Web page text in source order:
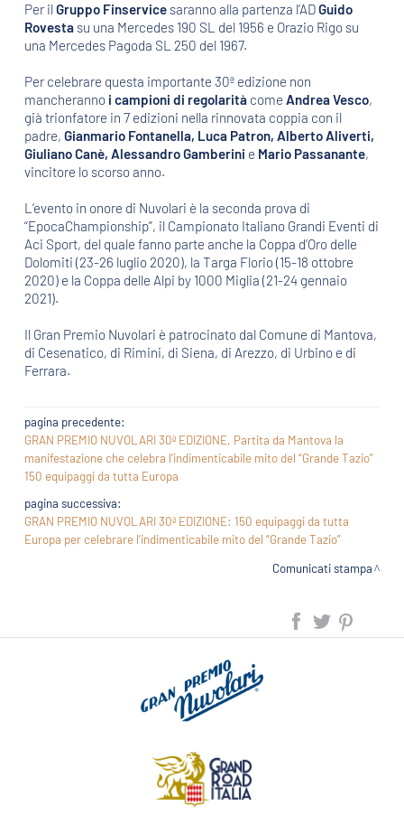
Per ilGruppo Finservicesaranno alla partenza l’ADGuido
Rovestasu una Mercedes 190 SL del 1956 e Orazio Rigo su
una Mercedes Pagoda SL 250 del 1967.
Per celebrare questa importante 30ª edizione non
mancheranno i campioni di regolaritàcome Andrea Vesco,
già trionfatore in 7 edizioni nella rinnovata coppia con il
padre, Gianmario Fontanella, Luca Patron, Alberto Aliverti,
Giuliano Canè, Alessandro Gamberini e Mario Passanante,
vincitore lo scorso anno.
L’evento in onore di Nuvolari è la seconda prova di
“EpocaChampionship”, il Campionato Italiano Grandi Eventi di
Aci Sport, del quale fanno parte anche la Coppa d’Oro delle
Dolomiti (23-26 luglio 2020), la Targa Florio (15-18 ottobre
2020) e la Coppa delle Alpi by 1000 Miglia (21-24 gennaio
2021).
Il Gran Premio Nuvolari è patrocinato dal Comune di Mantova,
di Cesenatico, di Rimini, di Siena, di Arezzo, di Urbino e di
Ferrara.
pagina precedente:
GRAN PREMIO NUVOLARI 30ª EDIZIONE, Partita da Mantova la
manifestazione che celebra l’indimenticabile mito del “Grande Tazio”
150 equipaggi da tutta Europa
pagina successiva:
GRAN PREMIO NUVOLARI 30ª EDIZIONE: 150 equipaggi da tutta
Europa per celebrare l’indimenticabile mito del “Grande Tazio”
Comunicati stampa